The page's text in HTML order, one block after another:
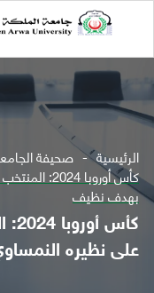
الرئيسية صحيفة
كأس أوروبا
بهدف نظيف
على نظيره